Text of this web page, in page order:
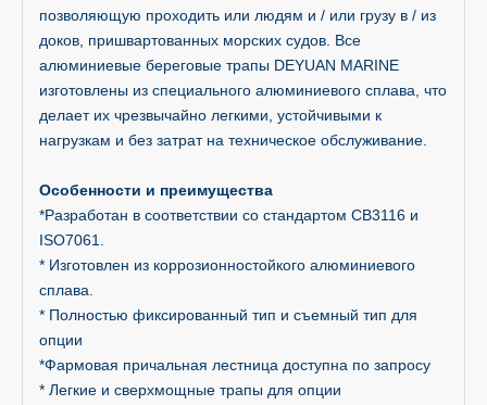
позволяющую проходить или людям и / или грузу в / из
доков, пришвартованных морских судов. Все
алюминиевые береговые трапы DEYUAN MARINE
изготовлены из специального алюминиевого сплава, что
делает их чрезвычайно легкими, устойчивыми к
нагрузкам и без затрат на техническое обслуживание.
Особенности и преимущества
*Разработан в соответствии со стандартом CB3116 и
ISO7061.
* Изготовлен из коррозионностойкого алюминиевого
сплава.
* Полностью фиксированный тип и съемный тип для
опции
*Фармовая причальная лестница доступна по запросу
* Легкие и сверхмощные трапы для опции